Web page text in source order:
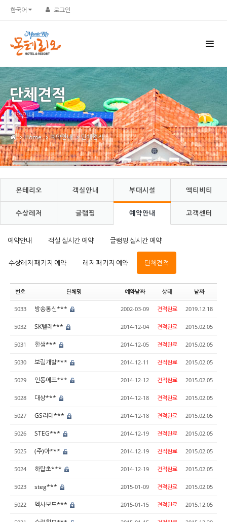
한국어 로그인
단체견적
예약안내
Home 예약안내 단체견적
몬테리오 객실안내 부대시설 액티비티
수상레저 글램핑 예약안내 고객센터
예약안내 객실 실시간 예약 글램핑 실시간 예약
수상레저 패키지 예약 레저 패키지 예약 단체견적
번호 단체명 예약날짜 상태 날짜
5033 방송통신*** 2002-03-09 견적완료 2019.12.18
5032 SK텔레*** 2014-12-04 견적완료 2015.02.05
5031 한샘*** 2014-12-05 견적완료 2015.02.05
5030 보림개발*** 2014-12-11 견적완료 2015.02.05
5029 인동에프*** 2014-12-12 견적완료 2015.02.05
5028 대상*** 2014-12-18 견적완료 2015.02.05
5027 GS리테*** 2014-12-18 견적완료 2015.02.05
5026 STEG*** 2014-12-19 견적완료 2015.02.05
5025 (주)아*** 2014-12-19 견적완료 2015.02.05
5024 하탑초*** 2014-12-19 견적완료 2015.02.05
5023 steg*** 2015-01-09 견적완료 2015.02.05
5022 엑사보드*** 2015-01-15 견적완료 2015.12.05
Sketchbook5, 스케치북5